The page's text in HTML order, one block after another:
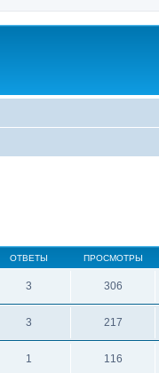
ОТВЕТЫ ПРОСМОТРЫ
3 306
3 217
1 116